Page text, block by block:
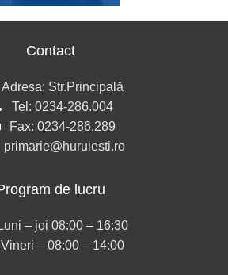
Contact
Adresa: Str.Principală
Tel: 0234-286.004
Fax: 0234-286.289
primarie@huruiesti.ro
de lucru
Luni – joi 08:00 – 16:30
Vineri – 08:00 – 14:00